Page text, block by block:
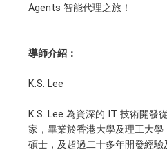
Agents 智能代理之旅！
導師介紹：
K.S. Lee
K.S. Lee 為資深的 IT 技術開發
家，畢業於香港大學及理工大
碩士，及超過二十多年開發經驗